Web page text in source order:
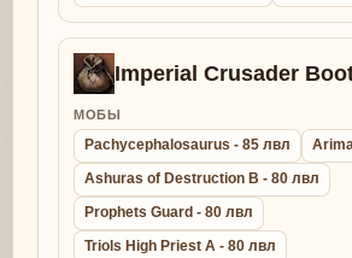
Imperial Crusader
МОБЫ
Pachycephalosaurus - 85 лвл
Ashuras of Destruction B - 80 лвл
Prophets Guard - 80 лвл
Triols High Priest A - 80 лвл